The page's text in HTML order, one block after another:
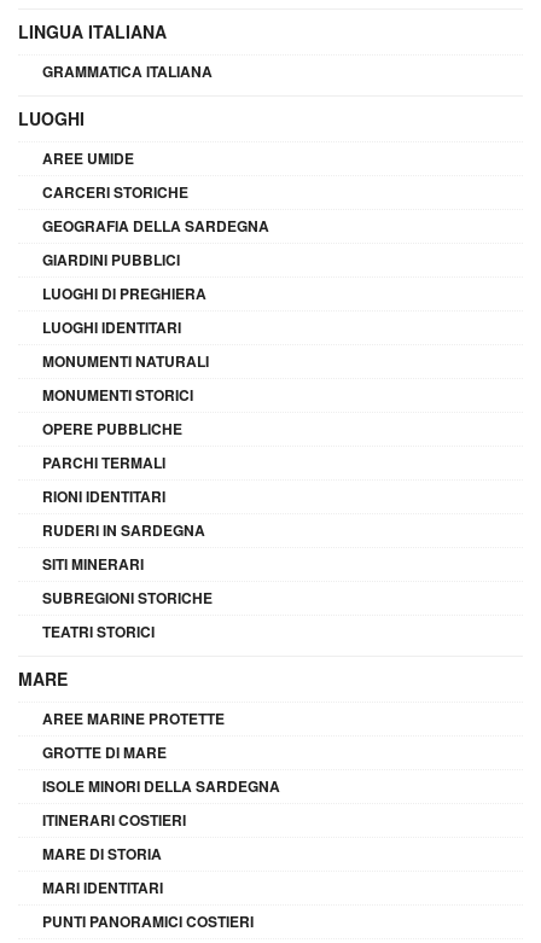
LINGUA ITALIANA
GRAMMATICA ITALIANA
LUOGHI
AREE UMIDE
CARCERI STORICHE
GEOGRAFIA DELLA SARDEGNA
GIARDINI PUBBLICI
LUOGHI DI PREGHIERA
LUOGHI IDENTITARI
MONUMENTI NATURALI
MONUMENTI STORICI
OPERE PUBBLICHE
PARCHI TERMALI
RIONI IDENTITARI
RUDERI IN SARDEGNA
SITI MINERARI
SUBREGIONI STORICHE
TEATRI STORICI
MARE
AREE MARINE PROTETTE
GROTTE DI MARE
ISOLE MINORI DELLA SARDEGNA
ITINERARI COSTIERI
MARE DI STORIA
MARI IDENTITARI
PUNTI PANORAMICI COSTIERI